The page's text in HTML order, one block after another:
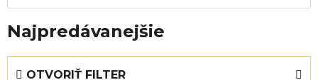
Najpredávanejšie
OTVORIŤ FILTER